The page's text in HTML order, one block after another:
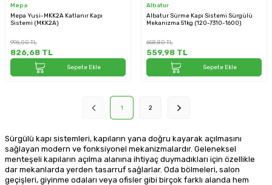
Mepa
Mepa Yusi-MKK2A Katlanır Kapı
Sistemi (MKK2A)
996,00TL
826,68 TL
Sepete Ekle
Albatur
Albatur Sürme Kapı Sistemi Sürgülü
Mekanizma 51kg (120-7310-1600)
658,80TL
559,98 TL
Sepete Ekle
1 2
Sürgülü kapı sistemleri, kapıların yana doğru kayarak açılmasını
sağlayan modern ve fonksiyonel mekanizmalardır. Geleneksel
menteşeli kapıların açılma alanına ihtiyaç duymadıkları için özellikle
dar mekanlarda yerden tasarruf sağlarlar. Oda bölmeleri, salon
geçişleri, giyinme odaları veya ofisler gibi birçok farklı alanda hem